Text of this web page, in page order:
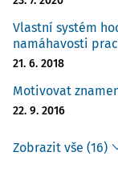
Vlastní systém
namáhavosti
21. 6. 2018
Motivovat
22. 9. 2016
Zobrazit vše (16)